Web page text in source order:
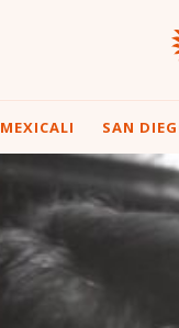
MEXICALI SAN